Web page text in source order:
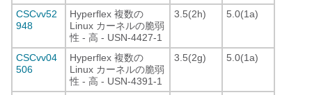
CSCvv52
948
Hyperflex 複数の
Linux カーネルの脆弱
性 - 高 - USN-4427-1
3.5(2h) 5.0(1a)
CSCvv04
506
Hyperflex 複数の
Linux カーネルの脆弱
性 - 高 - USN-4391-1
3.5(2g) 5.0(1a)